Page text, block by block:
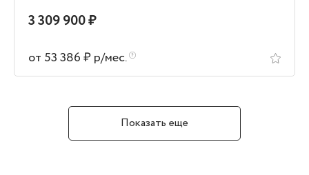
3 309 900 ₽
от 53 386 ₽ р/мес.
Показать еще